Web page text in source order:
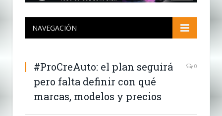
NAVEGACIÓN
#ProCreAuto: el plan seguirá
pero falta definir con qué
marcas, modelos y precios
0